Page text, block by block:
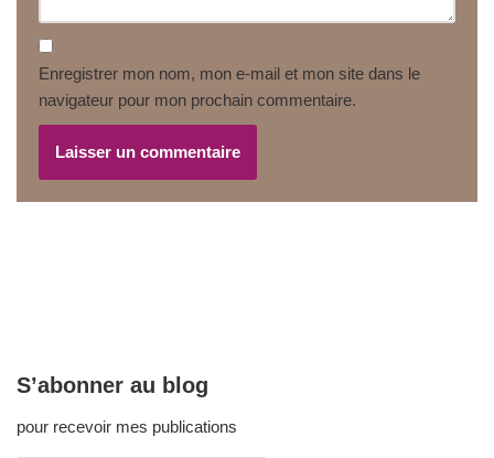
Enregistrer mon nom, mon e-mail et mon site dans le
navigateur pour mon prochain commentaire.
S’abonner au blog
pour recevoir mes publications